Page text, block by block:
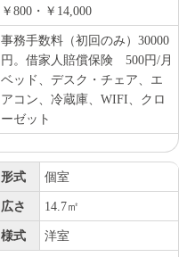
￥800・￥14,000
事務手数料（初回のみ）30000
円。借家人賠償保険 500円/月
ベッド、デスク・チェア、エ
アコン、冷蔵庫、WIFI、クロ
ーゼット
形式 個室
広さ 14.7㎡
様式 洋室